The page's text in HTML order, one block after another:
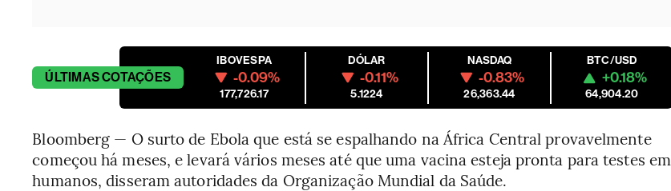
ÚLTIMASCOTAÇÕES
IBOVESPA
-0.09%
177,726.17
DÓLAR
-0.11%
5.1224
NASDAQ
-0.83%
26,363.44
BTC/USD
+0.18%
64,904.20
Bloomberg — O surto de Ebola que está se espalhando na África Central provavelmente
começou há meses, e levará vários meses até que uma vacina esteja pronta para testes em
humanos, disseram autoridades da Organização Mundial da Saúde.